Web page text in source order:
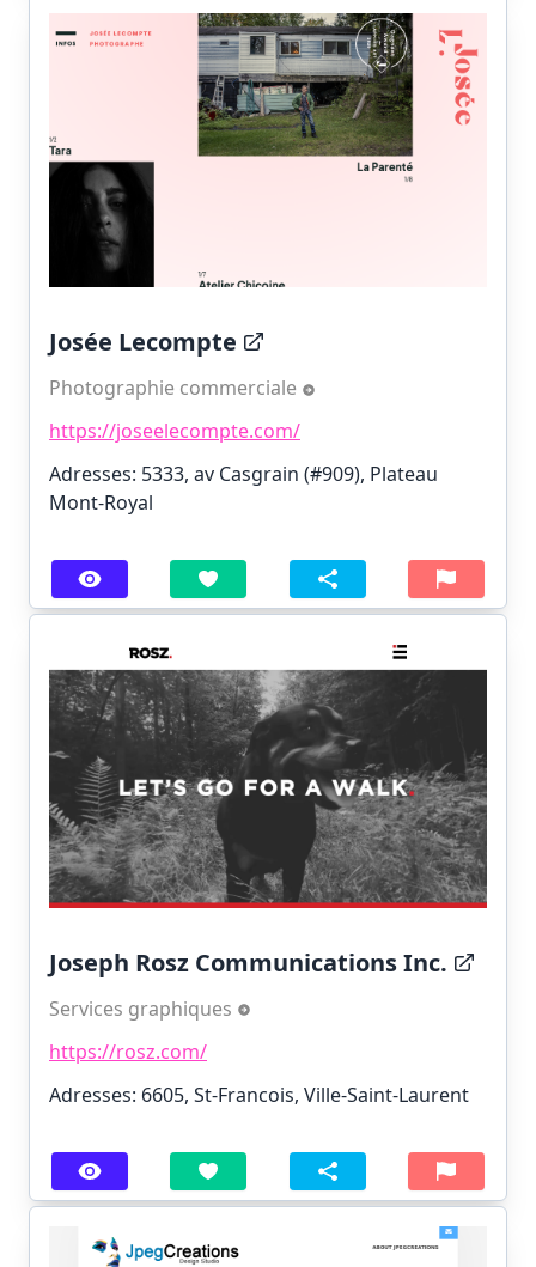
Josée Lecompte
Photographie commerciale
https://joseelecompte.com/
Adresses: 5333, av Casgrain (#909), Plateau
Mont-Royal
Joseph Rosz Communications Inc.
Services graphiques
https://rosz.com/
Adresses: 6605, St-Francois, Ville-Saint-Laurent